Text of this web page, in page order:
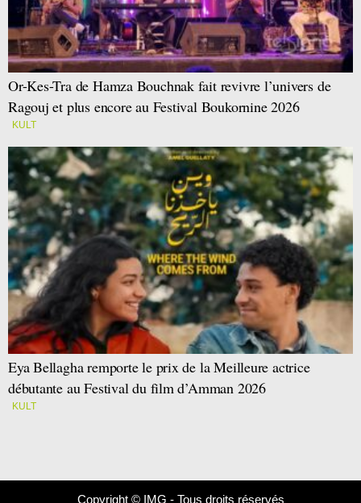
Or-Kes-Tra de Hamza Bouchnak fait revivre l’univers de
Ragouj et plus encore au Festival Boukornine 2026
KULT
Eya Bellagha remporte le prix de la Meilleure actrice
débutante au Festival du film d’Amman 2026
KULT
Copyright © IMG - Tous droits réservés